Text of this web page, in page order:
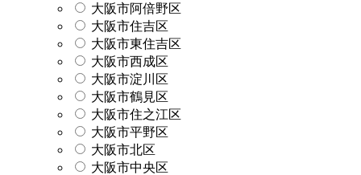
大阪市阿倍野区
大阪市住吉区
大阪市東住吉区
大阪市西成区
大阪市淀川区
大阪市鶴見区
大阪市住之江区
大阪市平野区
大阪市北区
大阪市中央区